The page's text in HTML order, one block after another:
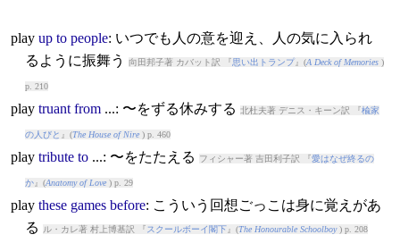
play up to people: いつでも人の意を迎え、人の気に入られ
るように振舞う
向田邦子著 カバット訳 『思い出トランプ』(A Deck of Memories)
p. 210
play truant from...: 〜をずる休みする 北杜夫著 デニス・キーン訳 『楡家
の人びと 』(The House of Nire) p. 460
play tribute to...: 〜をたたえる フィシャー著 吉田利子訳 『愛はなぜ終るの
か』(Anatomy of Love) p. 29
play these games before: こういう回想ごっこは身に覚えがあ
る
ル・カレ著 村上博基訳 『 スクールボーイ閣下 』(The Honourable Schoolboy) p. 208